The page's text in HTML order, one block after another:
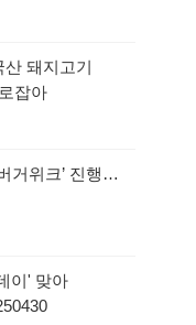
산 돼지고기
잡아
거위크’ 진행…
이' 맞아